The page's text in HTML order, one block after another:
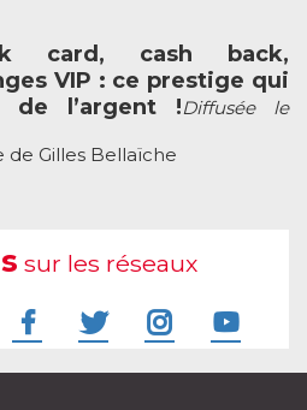
card, cash back,
VIP : ce prestige qui
de l’argent !Diffusée le
Gilles Bellaïche
sur les réseaux